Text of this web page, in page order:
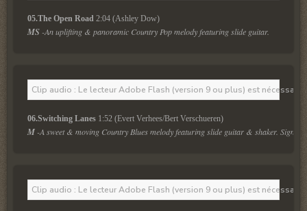
05.The Open Road 2:04 (Ashley Dow)
MS -An uplifting & panoramic Country Pop melody featuring slide guitar.
Clip audio : Le lecteur Adobe Flash (version 9 ou plus) est
06.Switching Lanes 1:52 (Evert Verhees/Bert Verschueren)
M -A sweet & moving Country Blues melody featuring slide guitar & shaker.
Clip audio : Le lecteur Adobe Flash (version 9 ou plus) est